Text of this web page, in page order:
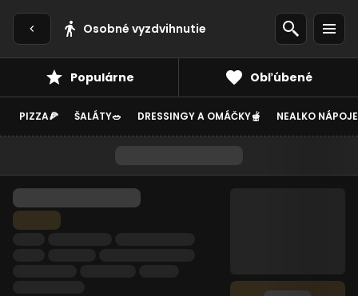
Osobné vyzdvihnutie
Populárne Obľúbené
PIZZA🍕 ŠALÁTY🥗 DRESSINGY A OMÁČKY🫕 NEALKO